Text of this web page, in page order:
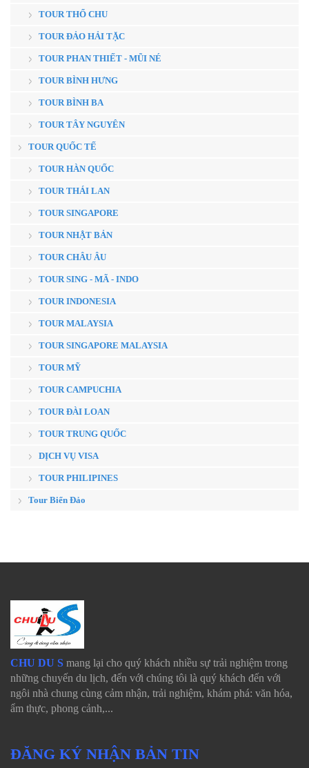
TOUR THỔ CHU
TOUR ĐẢO HẢI TẶC
TOUR PHAN THIẾT - MŨI NÉ
TOUR BÌNH HƯNG
TOUR BÌNH BA
TOUR TÂY NGUYÊN
TOUR QUỐC TẾ
TOUR HÀN QUỐC
TOUR THÁI LAN
TOUR SINGAPORE
TOUR NHẬT BẢN
TOUR CHÂU ÂU
TOUR SING - MÃ - INDO
TOUR INDONESIA
TOUR MALAYSIA
TOUR SINGAPORE MALAYSIA
TOUR MỸ
TOUR CAMPUCHIA
TOUR ĐÀI LOAN
TOUR TRUNG QUỐC
DỊCH VỤ VISA
TOUR PHILIPINES
Tour Biển Đảo
CHU DU S mang lại cho quý khách nhiều sự trải nghiệm trong
những chuyến du lịch, đến với chúng tôi là quý khách đến với
ngôi nhà chung cùng cảm nhận, trải nghiệm, khám phá: văn hóa,
ẩm thực, phong cảnh,...
ĐĂNG KÝ NHẬN BẢN TIN